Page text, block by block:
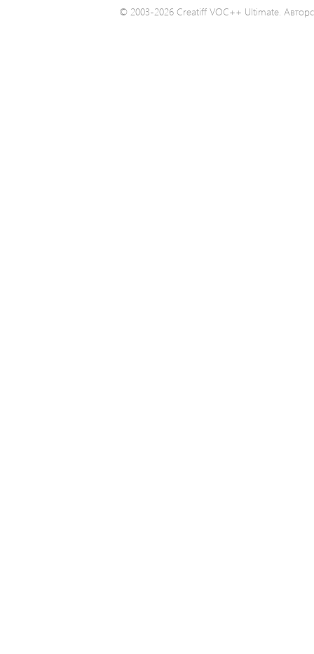
© 2003-2026 Creatiff VOC++ Ultimate.